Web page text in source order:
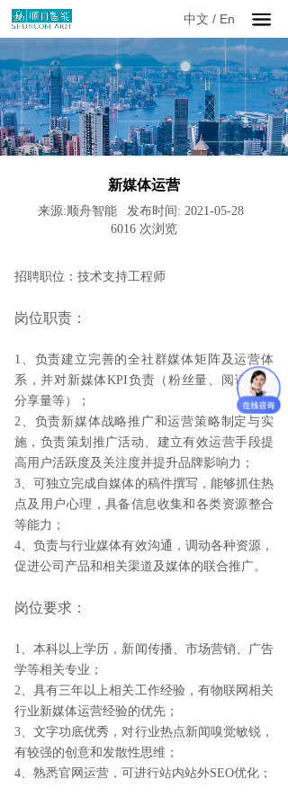
中文 / En
新媒体运营
来源:顺舟智能 发布时间: 2021-05-28
6016 次浏览
招聘职位： 技术支持工程师
岗位职责：
1 、 负责建立完善的全社群媒体矩阵及运营体
系，并对新媒体KPI负责（粉丝量、阅读量、
分享量等）；
2、 负责新媒体战略推广和运营策略制定与实
施，负责策划推广活动、建立有效运营手段提
高用户活跃度及关注度并提升品牌影响力；
3、可独立完成自媒体的稿件撰写，能够抓住热
点及用户心理，具备信息收集和各类资源整合
等能力；
4、负责与行业媒体有效沟通，调动各种资源，
促进公司产品和相关渠道及媒体的联合推广。
岗位要求：
1、本科以上学历，新闻传播、市场营销、广告
学等相关专业；
2、具有三年以上相关工作经验，有物联网相关
行业新媒体运营经验的优先；
3、文字功底优秀，对行业热点新闻嗅觉敏锐，
有较强的创意和发散性思维；
4、 熟悉官网运营，可进行站内站外SEO优化；